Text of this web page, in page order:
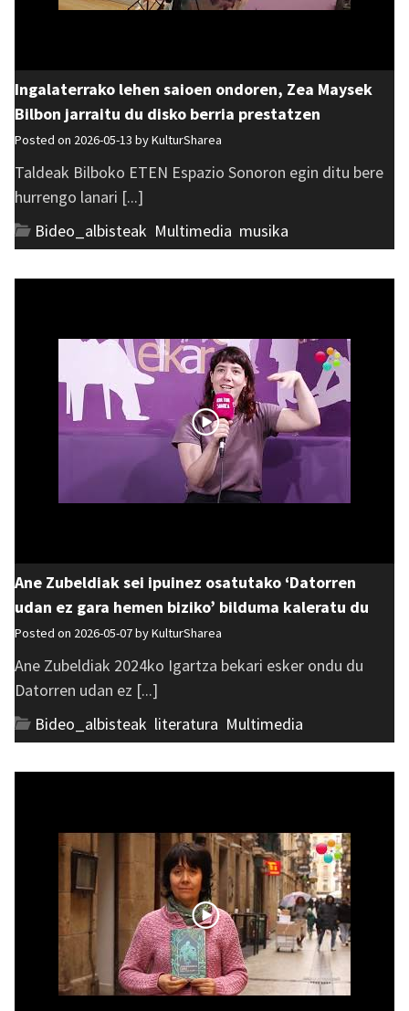
Ingalaterrako lehen saioen ondoren, Zea Maysek
Bilbon jarraitu du disko berria prestatzen
Posted on 2026-05-13 byKulturSharea
Taldeak Bilboko ETEN Espazio Sonoron egin ditu bere
hurrengo lanari [...]
Bideo_albisteak Multimedia musika
Ane Zubeldiak sei ipuinez osatutako ‘Datorren
udan ez gara hemen biziko’ bilduma kaleratu du
Posted on 2026-05-07 byKulturSharea
Ane Zubeldiak 2024ko Igartza bekari esker ondu du
Datorren udan ez [...]
Bideo_albisteak literatura Multimedia